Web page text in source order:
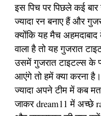
इस पिच पर पिछले कई
ज्यादा रन बनाए हैं और
क्योंकि यह मैच
वाला है तो यह गुजरात
उसमें गुजरात टाइटल्स के
आएंगे तो हमें क्या करना
ज्यादा अपने टीम में कब
जाकर dream11 में अच्छे